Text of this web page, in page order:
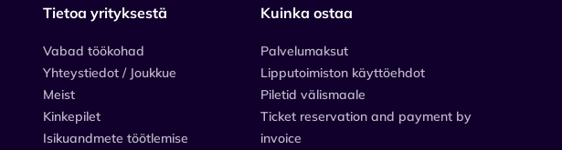
Tietoa yrityksestä
Vabad töökohad
Yhteystiedot / Joukkue
Meist
Kinkepilet
Isikuandmete töötlemise
Kuinka ostaa
Palvelumaksut
Lipputoimiston käyttöehdot
Piletid välismaale
Ticket reservation and payment by
invoice